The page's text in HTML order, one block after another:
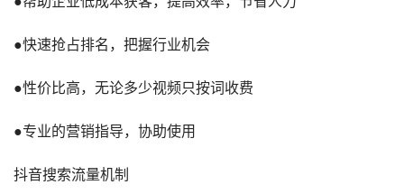
●快速抢占排名，把握行业机会
●性价比高，无论多少视频只按词收费
●专业的营销指导，协助使用
抖音搜索流量机制